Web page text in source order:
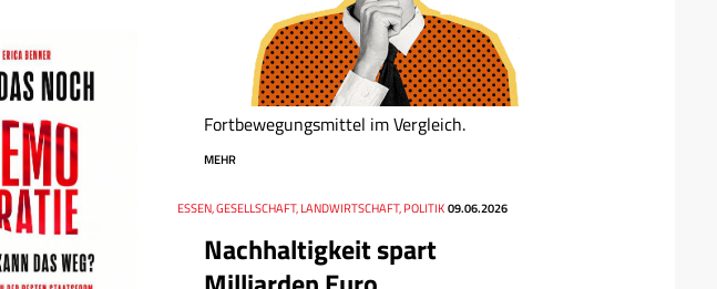
Fortbewegungsmittel im Vergleich.
MEHR
Nachhaltigkeit spart
Thema
ESSEN, GESELLSCHAFT, LANDWIRTSCHAFT, POLITIK
Datum 09.06.2026